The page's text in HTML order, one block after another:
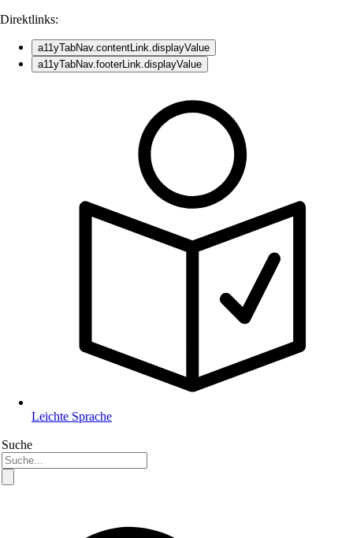
Direktlinks:
a11yTabNav.contentLink.displayValue
a11yTabNav.footerLink.displayValue
Leichte Sprache
Suche